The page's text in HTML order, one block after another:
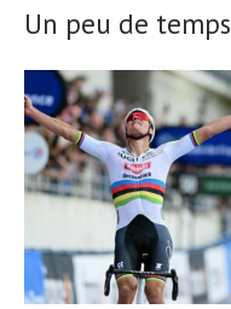
article.
Un peu de